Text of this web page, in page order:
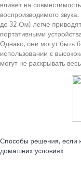
влияет на
воспроизводимого
до 32 Ом) легче
портативными
Однако, они могут быть
использовании с
могут не раскрывать
Способы решения, если
домашних условиях